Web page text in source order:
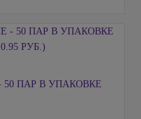
ПАР В УПАКОВКЕ